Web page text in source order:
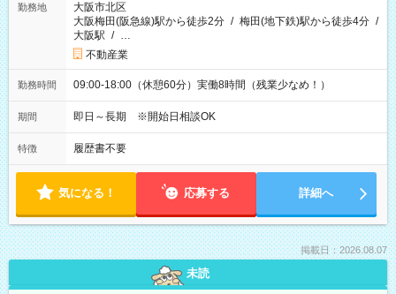
勤務地
大阪市北区
大阪梅田(阪急線)駅から徒歩2分 / 梅田(地下鉄)駅から徒歩4分 /
大阪駅 / …
不動産業
勤務時間 09:00-18:00（休憩60分）実働8時間（残業少なめ！）
期間 即日～長期 ※開始日相談OK
特徴 履歴書不要
気になる！ 応募する 詳細へ
掲載日：2026.08.07
未読